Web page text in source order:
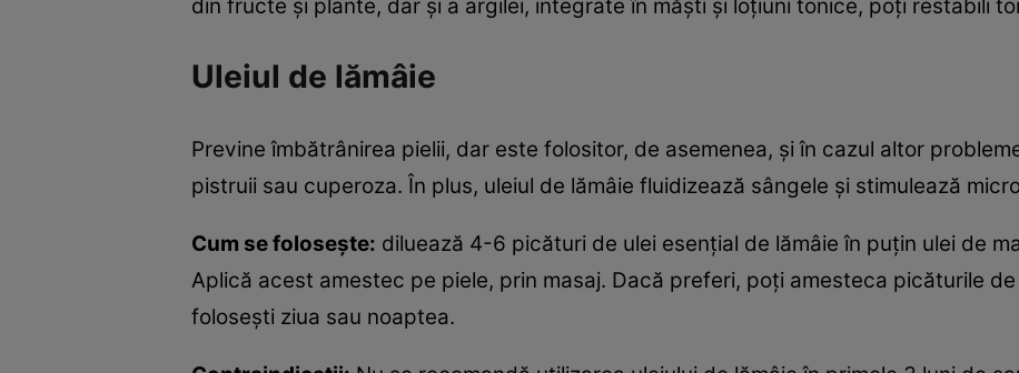
din fructe şi plante, dar şi a argilei, integrate în măşti şi loţiuni tonice, poţi restabili
Uleiul de lămâie
Previne îmbătrânirea pielii, dar este folositor, de asemenea, şi în cazul altor
pistruii sau cuperoza. În plus, uleiul de lămâie fluidizează sângele şi stimulează
Cum se foloseşte: diluează 4-6 picături de ulei esenţial de lămâie în puţin ulei de
Aplică acest amestec pe piele, prin masaj. Dacă preferi, poţi amesteca picăturile
foloseşti ziua sau noaptea.